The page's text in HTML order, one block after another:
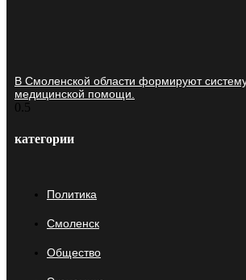
В Смоленской области формируют
медицинской помощи.
категории
Политика
Смоленск
Общество